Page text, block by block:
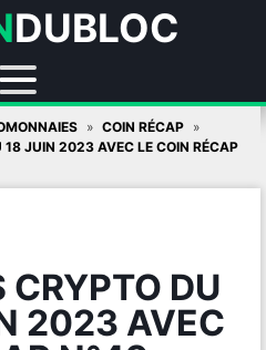
DUBLOC
COIN RÉCAP
JUIN 2023 AVEC LE COIN RÉCAP
DU
2023 AVEC